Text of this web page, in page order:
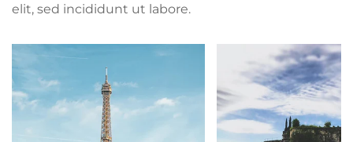
elit, sed incididunt ut labore.